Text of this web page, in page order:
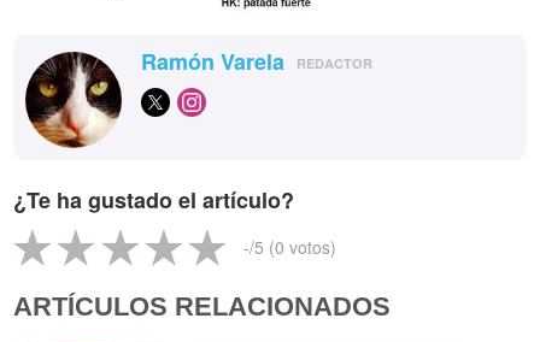
Ramón Varela REDACTOR
¿Te ha gustado el artículo?
-/5 (0 votos)
ARTÍCULOS RELACIONADOS